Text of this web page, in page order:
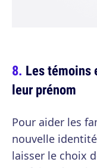
Les
leur prénom
Pour aider les
nouvelle
laisser le choix